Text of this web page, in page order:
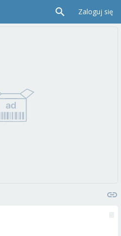
Zaloguj się